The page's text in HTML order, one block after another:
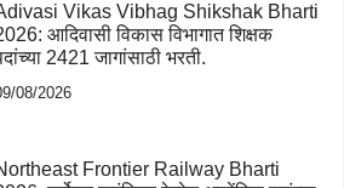
Vikas Vibhag Shikshak Bharti
आदिवासी विकास विभागात शिक्षक
2421 जागांसाठी भरती.
08/2026
Frontier Railway Bharti